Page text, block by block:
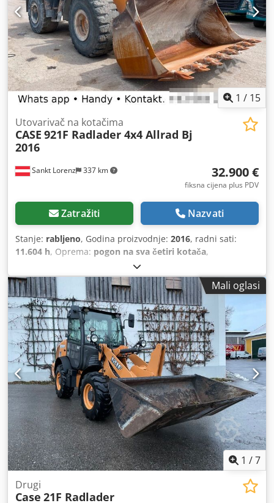
1 / 15
Sankt Lorenz 337 km
Utovarivač na kotačima
CASE 921F Radlader 4x4 Allrad Bj
2016
32.900 €
fiksna cijena plus PDV
Zatražiti Nazvati
Stanje: rabljeno, Godina proizvodnje: 2016, radni sati:
11.604 h, Oprema: pogon na sva četiri kotača,
Mali oglasi
1 /7
Drugi
Case 21F Radlader